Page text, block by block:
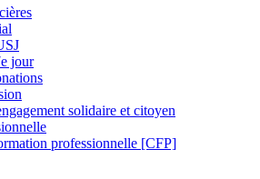
jour
solidaire et citoyen
professionnelle [CFP]